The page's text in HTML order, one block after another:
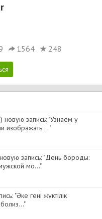
1564 248
новую запись: "Узнаем у
изображать ..."
запись: "День бороды:
мо..."
"Әке гені жүктілік